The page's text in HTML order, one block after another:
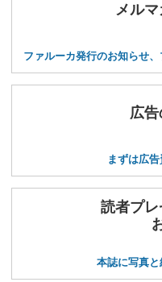
メル
ファルーカ発行のお知らせ
広
まずは広
読者プ
本誌に写真と